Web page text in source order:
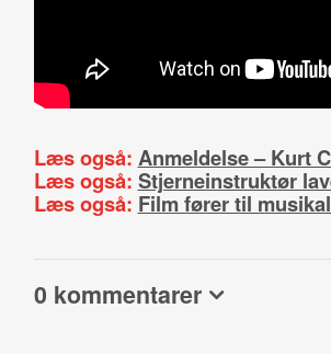
Læs også: Anmeldelse – Kurt
Læs også: Stjerneinstruktør
Læs også: Film fører til
0 kommentarer